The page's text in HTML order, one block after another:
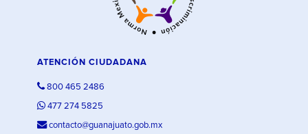
ATENCIÓN CIUDADANA
800 465 2486
477 274 5825
contacto@guanajuato.gob.mx